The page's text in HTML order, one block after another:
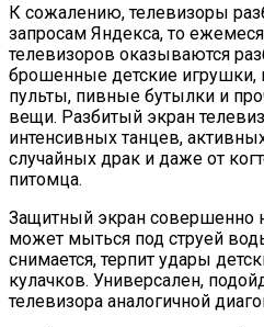
К сожалению, телевизоры
запросам Яндекса, то
телевизоров оказываются
брошенные детские игрушки,
пульты, пивные бутылки и
вещи. Разбитый экран
интенсивных танцев,
случайных драк и даже от
питомца.
Защитный экран совершенно
может мыться под струей
снимается, терпит удары
кулачков. Универсален,
телевизора аналогичной